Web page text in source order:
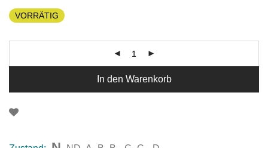
VORRÄTIG
In den Warenkorb